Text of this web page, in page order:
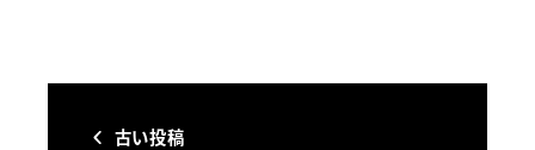
古い投稿